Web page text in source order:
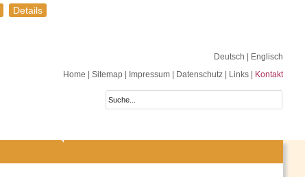
Details
Deutsch
| Englisch
Home
Sitemap Impressum Datenschutz Links Kontakt